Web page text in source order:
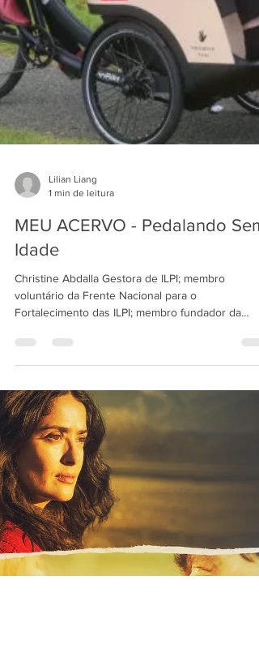
Lilian Liang
1 min de leitura
MEU ACERVO - Pedalando Sem
Idade
Christine Abdalla Gestora de ILPI; membro
voluntário da Frente Nacional para o
Fortalecimento das ILPI; membro fundador da